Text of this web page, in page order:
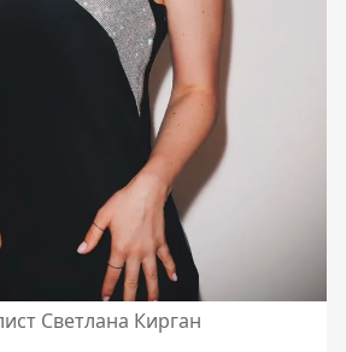
Светлана Кирган